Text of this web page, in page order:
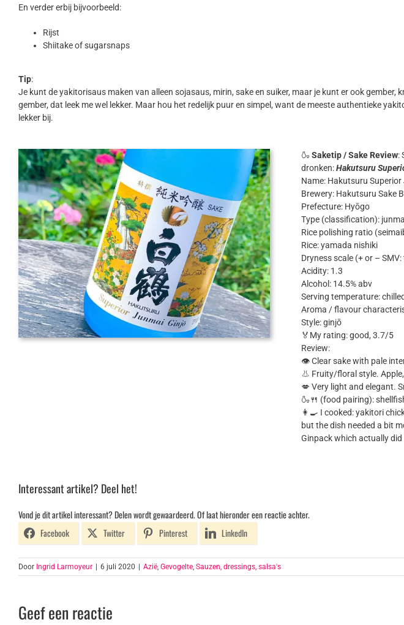
En verder erbij bijvoorbeeld:
Rijst
Shiitake of sugarsnaps
Tip:
Je kunt de yakitorisaus maken van alleen sojasaus, mirin, sake en suiker, maar je kunt er ook
gember, dat leek me wel lekker. Maar hou het redelijk puur en simpel, want de meeste authentieke
lekker bij.
🍶Saketip / Sake Review:
dronken:Hakutsuru
Name: Hakutsuru
Brewery: Hakutsuru Sake
Prefecture: Hyōgo
Type (classification):
Rice polishing ratio
Rice: yamada nishiki
Dryness scale (+ or –
Acidity: 1.3
Alcohol: 14.5% abv
Serving temperature:
Aroma / flavour
Style: ginjō
🏅My rating: good, 3.7/5
Review:
👁 Clear sake with pale
👃 Fruity/floral style.
💋 Very light and elegant.
🍶🍴 (food pairing):
👩‍🍳 I cooked: yakitori
but the dish needed a bit
Ginpack which actually
Interessant artikel? Deel het!
Vond je dit artikel interessant? Delen wordt gewaardeerd. Of laat hieronder een reactie achter.
Facebook
Twitter Pinterest LinkedIn
Door Ingrid Larmoyeur | 6 juli 2020 | Azië Gevogelte Sauzen, dressings, salsa's
Geef een reactie